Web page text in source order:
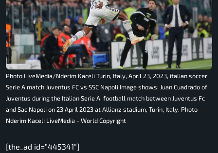
Photo LiveMedia/Nderim Kaceli Turin, Italy, April 23, 2023, italian soccer
Serie A match Juventus FC vs SSC Napoli Image shows: Juan Cuadrado of
Juventus during the Italian Serie A, football match between Juventus Fc
and Sac Napoli on 23 April 2023 at Allianz stadium, Turin, Italy. Photo
Nderim Kaceli LiveMedia - World Copyright
[the_ad id=”445341″]